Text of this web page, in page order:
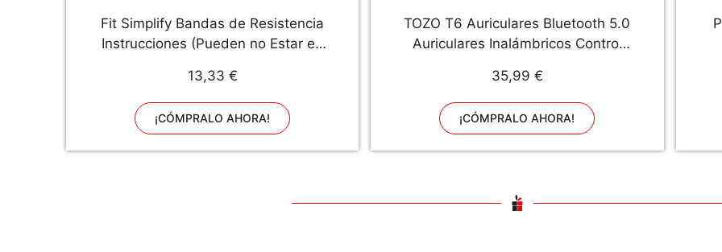
Fit Simplify Bandas de Resistencia
Instrucciones (Pueden no Estar en
Libro electrónico y vídeos de
Entrenamiento en línea, 5
Unidades.
13,33 €
¡CÓMPRALO AHORA!
TOZO T6 Auriculares Bluetooth 5.0
Auriculares Inalámbricos Control
micrófono Integrado, Sonido
Premium con Graves Profundos
para Correr y Hacer Deporte Negro
35,99 €
¡CÓMPRALO AHORA!